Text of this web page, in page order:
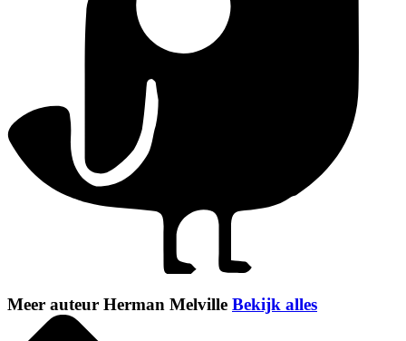
Meer auteur Herman Melville Bekijk alles